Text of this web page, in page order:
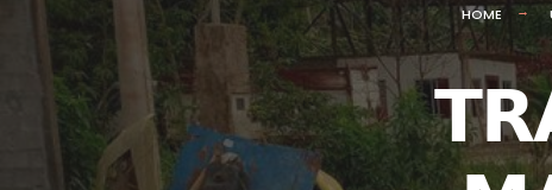
HOME